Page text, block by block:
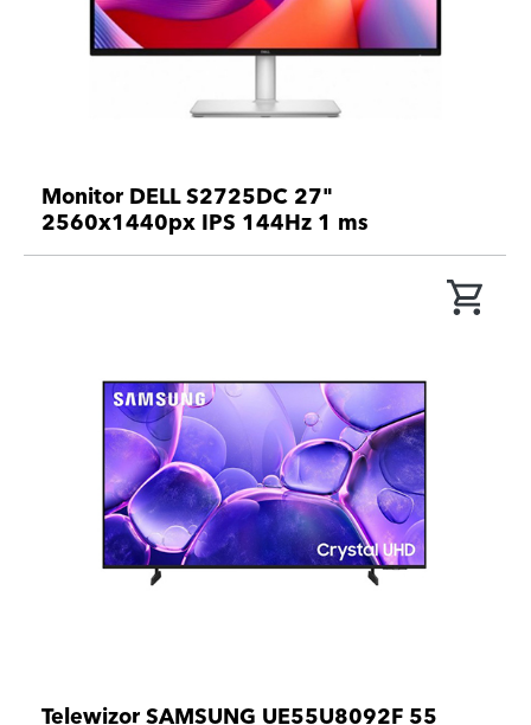
Monitor DELL S2725DC 27"
2560x1440px IPS 144Hz 1 ms
Telewizor SAMSUNG UE55U8092F 55